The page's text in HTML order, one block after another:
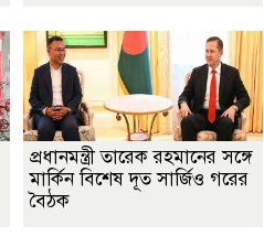
প্রধানমন্ত্রী তারেক রহমানের সঙ্গে
মার্কিন বিশেষ দূত সার্জিও গরের
বৈঠক